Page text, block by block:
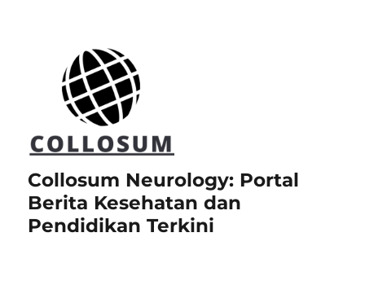
Collosum Neurology: Portal
Berita Kesehatan dan
Pendidikan Terkini